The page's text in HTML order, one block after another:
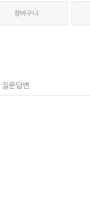
장바구니
질문답변